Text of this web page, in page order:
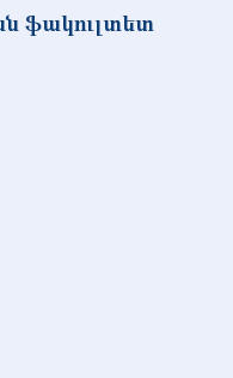
ֆակուլտետ